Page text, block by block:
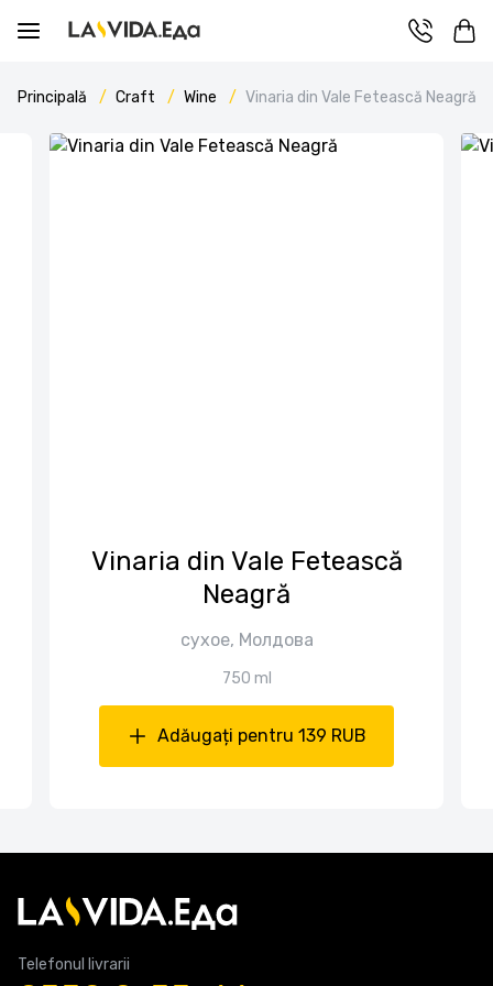
Principală Craft Wine Vinaria din Vale Fetească Neagră
Vinaria din Vale Fetească
Neagră
сухое, Молдова
750 ml
Adăugați pentru 139 RUB
Telefonul livrarii